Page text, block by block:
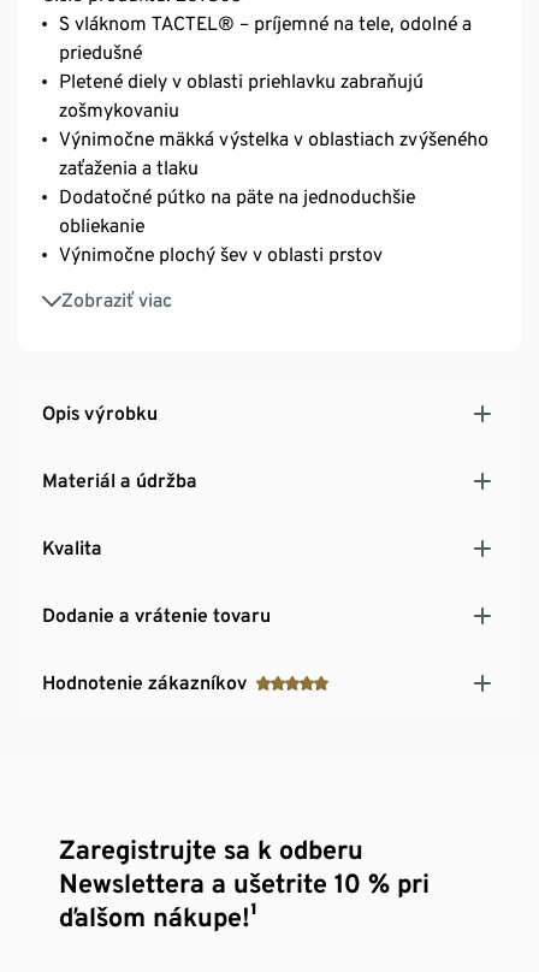
S vláknom TACTEL® – príjemné na tele, odolné a
priedušné
Pletené diely v oblasti priehlavku zabraňujú
zošmykovaniu
Výnimočne mäkká výstelka v oblastiach zvýšeného
zaťaženia a tlaku
Dodatočné pútko na päte na jednoduchšie
obliekanie
Výnimočne plochý šev v oblasti prstov
Zobraziť viac
So značkovým elastanom: výnimočne elastické,
Opis výrobku
Materiál a údržba
Kvalita
Dodanie a vrátenie tovaru
Hodnotenie zákazníkov
Zaregistrujte sa k odberu
Newslettera a ušetrite 10 % pri
ďalšom nákupe!¹